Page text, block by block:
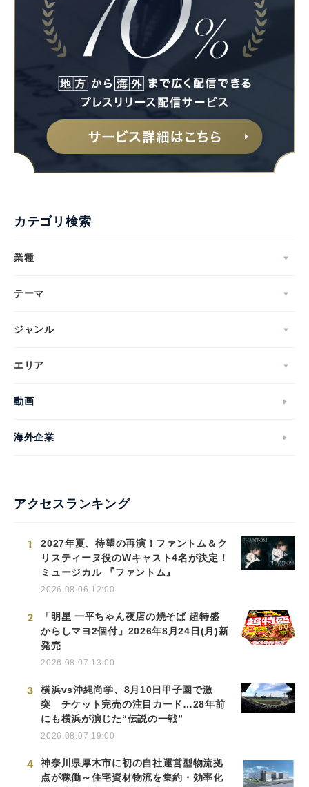
カテゴリ検索
業種
テーマ
ジャンル
エリア
動画
海外企業
アクセスランキング
1
2027年夏、待望の再演！ファントム＆ク
リスティーヌ役のWキャスト4名が決定！
ミュージカル 『ファントム』
2026.08.06 12:00
2
「明星 一平ちゃん夜店の焼そば 超特盛
からしマヨ2個付」2026年8月24日(月)新
発売
2026.08.07 13:00
3
横浜vs沖縄尚学、8月10日甲子園で激
突 チケット完売の注目カード…28年前
にも横浜が演じた“伝説の一戦”
2026.08.07 19:00
4
神奈川県厚木市に初の自社運営型物流拠
点が稼働～住宅資材物流を集約・効率化